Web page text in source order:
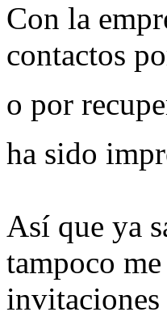
Con la
contactos
o por
ha sido
Así que ya
tampoco
invitaciones